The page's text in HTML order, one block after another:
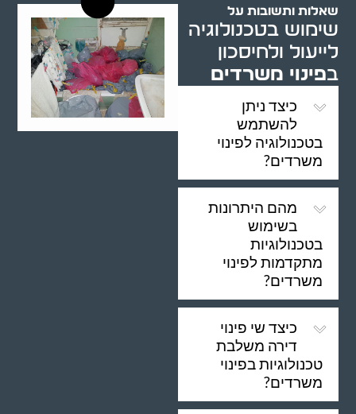
שאלות ותשובות על
שימוש בטכנולוגיה
לייעול ולחיסכון
בפינוי משרדים
כיצד ניתן
להשתמש
בטכנולוגיה לפינוי
משרדים?
מהם היתרונות
בשימוש
בטכנולוגיות
מתקדמות לפינוי
משרדים?
כיצד שי פינוי
דירה משלבת
טכנולוגיות בפינוי
משרדים?